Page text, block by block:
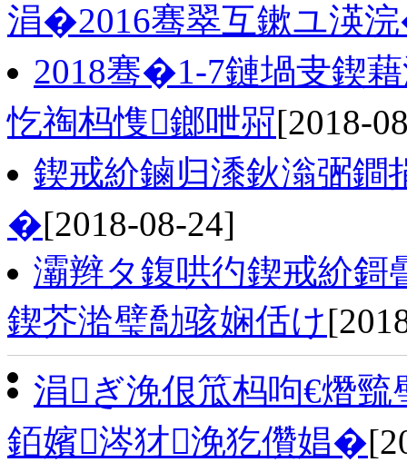
涓�2016骞翠互鏉ユ渶
2018骞�1-7鏈堝叏鍥
忔祹杩愯鎯呭喌[2018-
鍥戒紒鏀归潻鈥滃弻鐧
�[2018-08-24]
灞辫タ鍑哄彴鍥戒紒鎶
鍥芥湁璧勪骇娴佸け
涓ぎ浼佷笟杩呴€熸
銆嬪涔犲浼犵儹娼�